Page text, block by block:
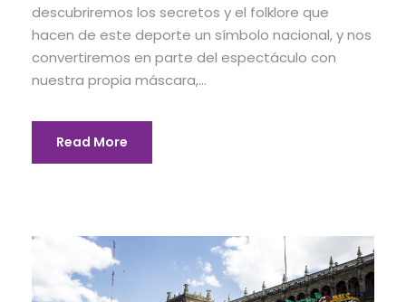
descubriremos los secretos y el folklore que
hacen de este deporte un símbolo nacional, y nos
convertiremos en parte del espectáculo con
nuestra propia máscara,...
Read More